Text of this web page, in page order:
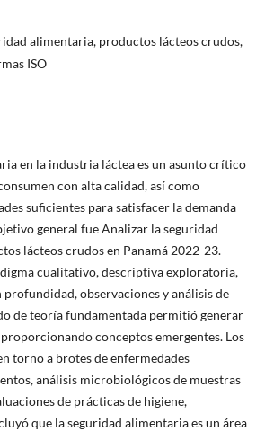
alimentaria, productos lácteos crudos,
ISO
en la industria láctea es un asunto crítico
con alta calidad, así como
suficientes para satisfacer la demanda
general fue Analizar la seguridad
lácteos crudos en Panamá 2022-23.
cualitativo, descriptiva exploratoria,
profundidad, observaciones y análisis de
de teoría fundamentada permitió generar
conceptos emergentes. Los
torno a brotes de enfermedades
análisis microbiológicos de muestras
de prácticas de higiene,
que la seguridad alimentaria es un área